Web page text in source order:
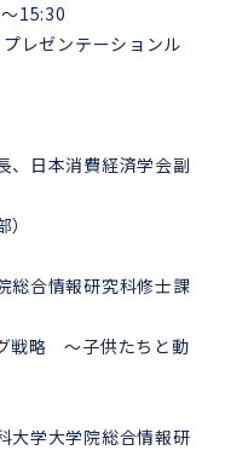
15:30
レゼンテーションル
日本消費経済学会副
合情報研究科修士課
略 ～子供たちと動
学大学院総合情報研